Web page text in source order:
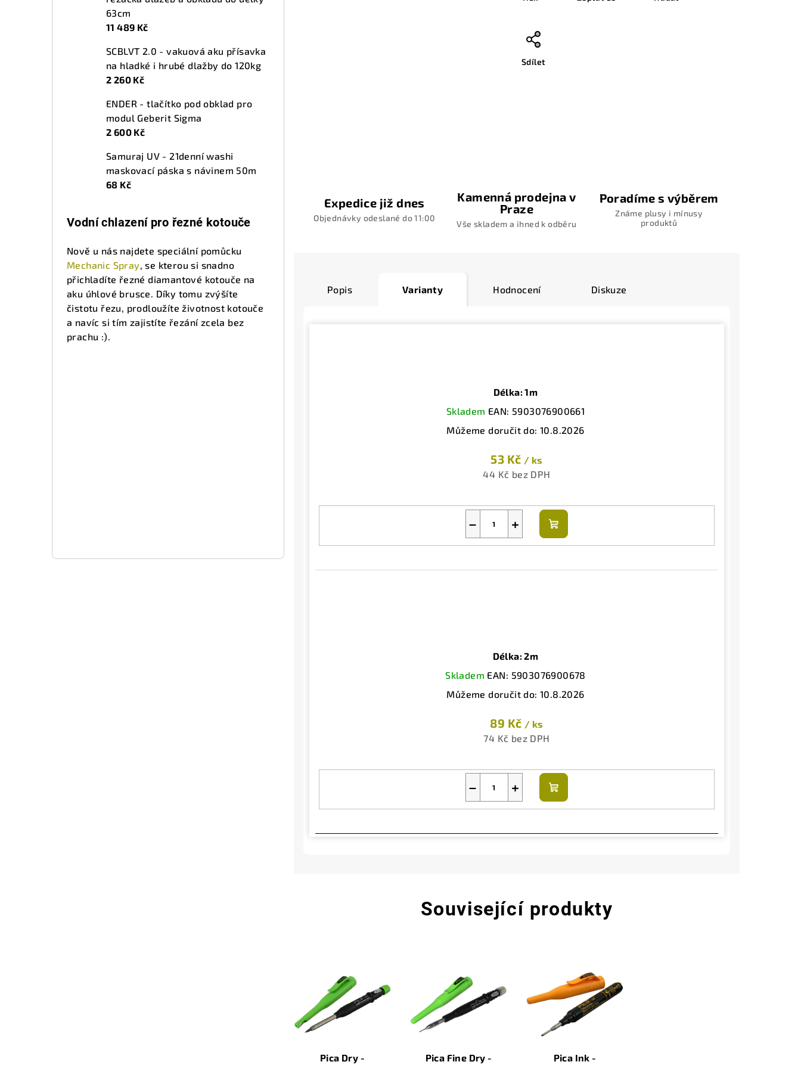
63cm
11 489 Kč
SCBLVT 2.0 - vakuová aku přísavka
na hladké i hrubé dlažby do 120kg
2 260 Kč
ENDER - tlačítko pod obklad pro
modul Geberit Sigma
2 600 Kč
Samuraj UV - 21denní washi
maskovací páska s návinem 50m
68 Kč
Vodní chlazení pro řezné kotouče
Nově u nás najdete speciální pomůcku
Mechanic Spray, se kterou si snadno
přichladíte řezné diamantové kotouče na
aku úhlové brusce. Díky tomu zvýšíte
čistotu řezu, prodloužíte životnost kotouče
a navíc si tím zajistíte řezání zcela bez
prachu :).
Sdílet
Expedice již dnes
Objednávky odeslané do 11:00
Kamenná prodejna v
Praze
Vše skladem a ihned k odběru
Poradíme s výběrem
Známe plusy i mínusy
produktů
Popis Varianty Hodnocení Diskuze
Délka: 1m
Skladem EAN: 5903076900661
Můžeme doručit do: 10.8.2026
53 Kč / ks
44 Kč bez DPH
+
−
Do
košíku
Délka: 2m
Skladem EAN: 5903076900678
Můžeme doručit do: 10.8.2026
89 Kč / ks
74 Kč bez DPH
+
−
Do
košíku
Související produkty
Pica Dry -
Pica Fine Dry -
Pica Ink -